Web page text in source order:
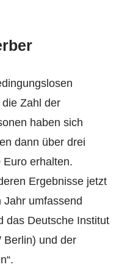
Zahl der
haben sich
dann über drei
erhalten.
Ergebnisse jetzt
Jahr umfassend
das Deutsche Institut
Berlin) und der